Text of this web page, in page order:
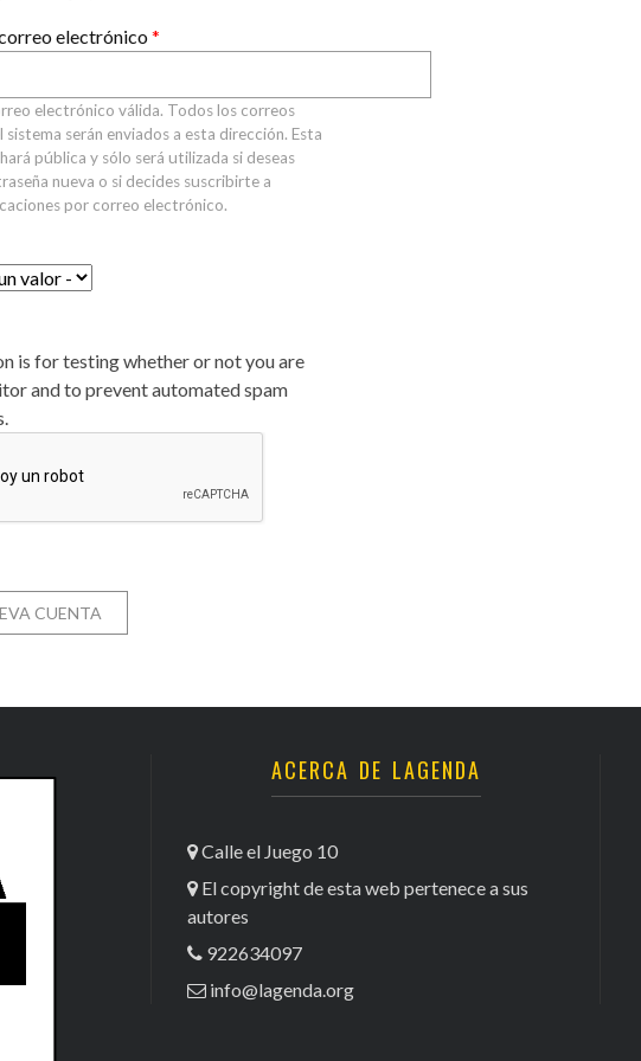
Islas
LOCALES CON ACTUACIONES
GASTRO
FORMATIVO
electrónico*
electrónico válida. Todos los correos
serán enviados a esta dirección. Esta
pública y sólo será utilizada si deseas
nueva o si decides suscribirte a
por correo electrónico.
is for testing whether or not you are
and to prevent automated spam
ACERCA DE LAGENDA
Calle el Juego 10
El copyright de esta web pertenece a sus
autores
922634097
info@lagenda.org